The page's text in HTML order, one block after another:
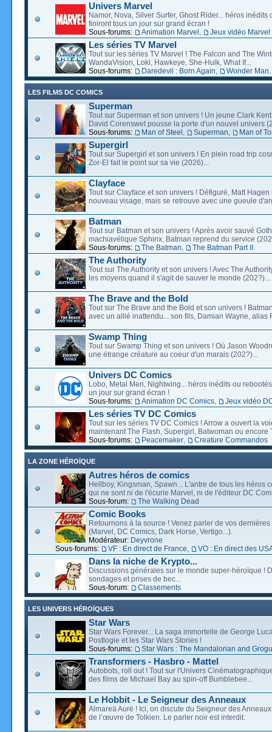
Univers Marvel
Namor, Nova, Silver Surfer, Ghost Rider... héros inédits
finiront tous un jour sur grand écran !
Sous-forums:
Animation Marvel Jeux vidéo Marvel
Les séries TV Marvel
Tout sur les séries TV Marvel ! The Falcon and The
WandaVision, Loki, Hawkeye, She-Hulk, What If...
Sous-forums:
Daredevil : Born Again Wonder Man
LES FILMS DC COMICS
Superman
Tout sur Superman et son univers ! Un jeune Clark
David Corenswet pousse la porte d'un nouvel univers
Sous-forums:
Man of Steel Superman Man of
Supergirl
Tout sur Supergirl et son univers ! En plein road trip
Zor-El fait le point sur sa vie (2026)...
Clayface
Tout sur Clayface et son univers ! Défiguré, Matt Hagen
nouveau visage, mais se retrouve avec une gueule
Batman
Tout sur Batman et son univers ! Après avoir sauvé
machiavélique Sphinx, Batman reprend du service
Sous-forums:
The Batman The Batman Part II
The Authority
Tout sur The Authority et son univers ! Avec The
les moyens quand il s'agit de sauver le monde (202?)...
The Brave and the Bold
Tout sur The Brave and the Bold et son univers !
avec un allié inattendu... son fils, Damian Wayne, alias
Swamp Thing
Tout sur Swamp Thing et son univers ! Où Jason
une étrange créature au coeur d'un marais (202?)...
Univers DC Comics
Lobo, Metal Men, Nightwing... héros inédits ou
un jour sur grand écran !
Sous-forums:
Animation DC Comics Jeux vidéo
Les séries TV DC Comics
Tout sur les séries TV DC Comics ! Arrow a ouvert la
maintenant The Flash, Supergirl, Batwoman ou encore
Sous-forums:
Peacemaker Creature Commandos
LA ZONE HÉROÏQUE
Autres héros de comics
Hellboy, Kingsman, Spawn... L'antre de tous les héros
qui ne sont ni de l'écurie Marvel, ni de l'éditeur DC
Sous-forum:
The Walking Dead
Comic Books
Retournons à la source ! Venez parler de vos dernières
(Marvel, DC Comics, Dark Horse, Vertigo...).
Modérateur: Deyvrone
Sous-forums:
VF : En direct de France VO : En direct des
Dans la niche de Krypto...
Discussions générales sur le monde super-héroïque !
sondages et prises de bec...
Sous-forum:
Classements
LES UNIVERS HÉROÏQUES
Star Wars
Star Wars Forever... La saga immortelle de George
Postlogie et les Star Wars Stories !
Sous-forums:
Star Wars : The Mandalorian and Grogu
Transformers - Hasbro - Mattel
Autobots, roll out ! Tout sur l'Univers
des films de Michael Bay au spin-off Bumblebee...
Le Hobbit - Le Seigneur des Anneaux
Almareä Aurë ! Ici, on discute du Seigneur des
de l’œuvre de Tolkien. Le parler noir est interdit.